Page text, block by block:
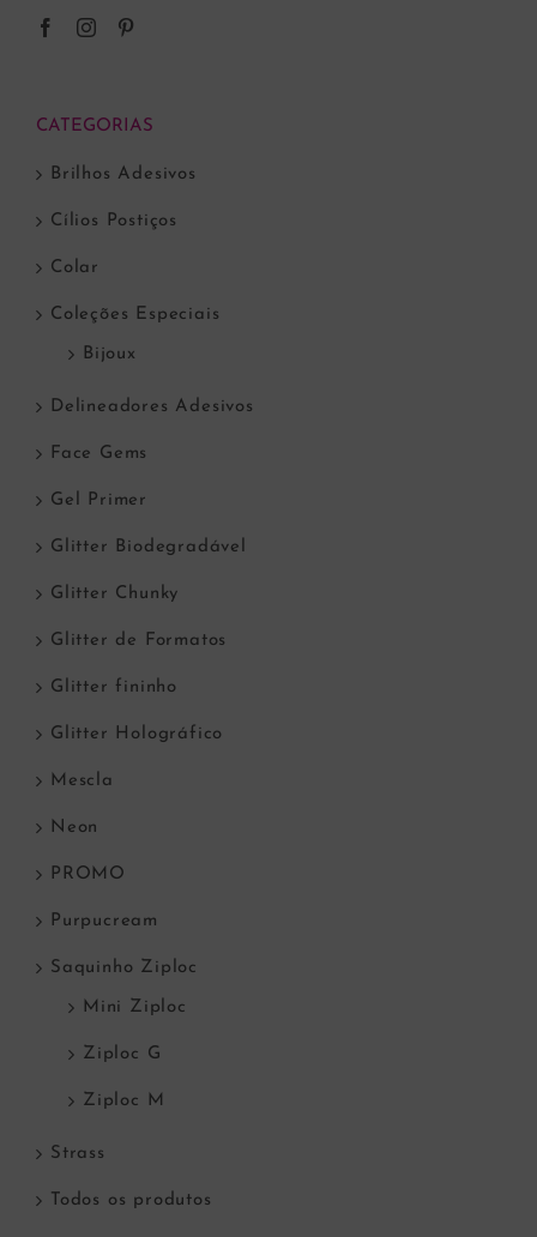
CATEGORIAS
Brilhos Adesivos
Cílios Postiços
Colar
Coleções Especiais
Bijoux
Delineadores Adesivos
Face Gems
Gel Primer
Glitter Biodegradável
Glitter Chunky
Glitter de Formatos
Glitter fininho
Glitter Holográfico
Mescla
Neon
PROMO
Purpucream
Saquinho Ziploc
Mini Ziploc
Ziploc G
Ziploc M
Strass
Todos os produtos